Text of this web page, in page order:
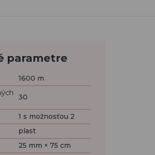
parametre
1600 m
30
1 s možnosťou 2
plast
25 mm × 75 cm